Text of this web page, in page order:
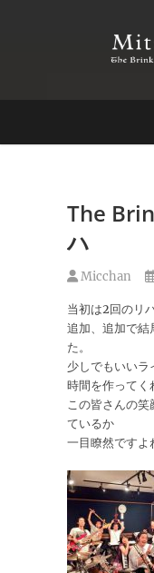
The
ハ
Micchan
当初は2回のリ
追加、追加で結
た。
少しでもいい
時間を作ってく
この皆さんの笑
ているか
一目瞭然ですよ